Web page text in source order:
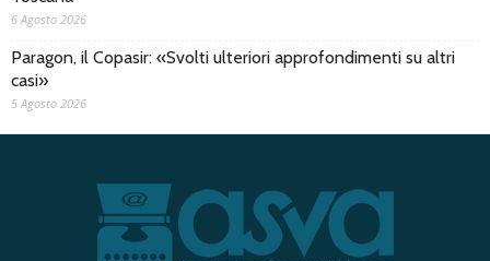
6 Agosto 2026
Paragon, il Copasir: «Svolti ulteriori approfondimenti su altri
casi»
5 Agosto 2026